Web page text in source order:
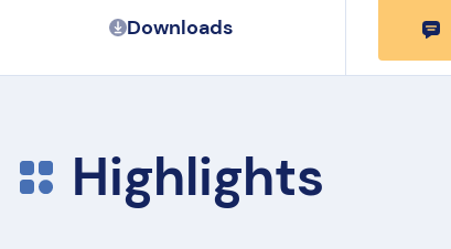
Downloads
Highlights